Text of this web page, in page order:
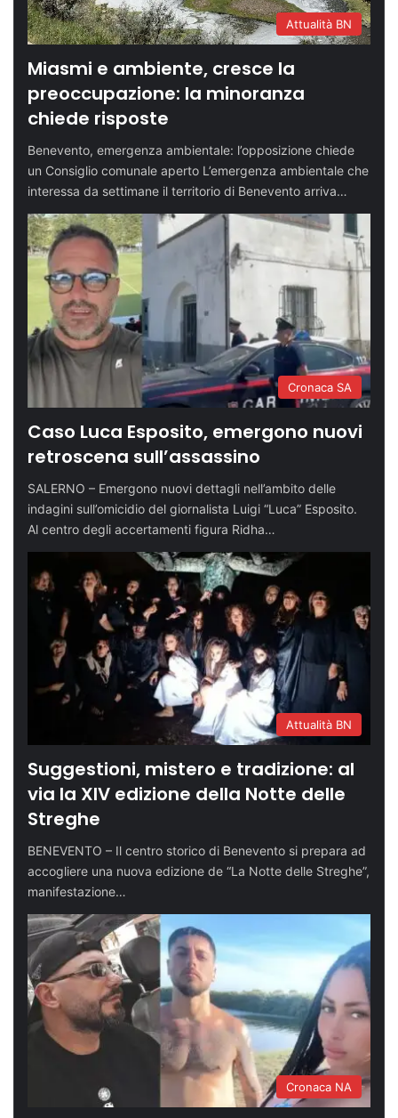
Attualità BN
Miasmi e ambiente, cresce la
preoccupazione: la minoranza
chiede risposte
Benevento, emergenza ambientale: l’opposizione chiede
un Consiglio comunale aperto L’emergenza ambientale che
interessa da settimane il territorio di Benevento arriva…
Cronaca SA
Caso Luca Esposito, emergono nuovi
retroscena sull’assassino
SALERNO – Emergono nuovi dettagli nell’ambito delle
indagini sull’omicidio del giornalista Luigi “Luca” Esposito.
Al centro degli accertamenti figura Ridha…
Attualità BN
Suggestioni, mistero e tradizione: al
via la XIV edizione della Notte delle
Streghe
BENEVENTO – Il centro storico di Benevento si prepara ad
accogliere una nuova edizione de “La Notte delle Streghe”,
manifestazione…
Cronaca NA